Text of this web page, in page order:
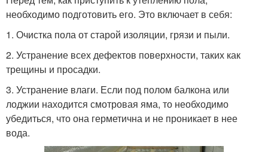
необходимо подготовить его. Это включает в себя:
1. Очистка пола от старой изоляции, грязи и пыли.
2. Устранение всех дефектов поверхности, таких как
трещины и просадки.
3. Устранение влаги. Если под полом балкона или
лоджии находится смотровая яма, то необходимо
убедиться, что она герметична и не проникает в нее
вода.